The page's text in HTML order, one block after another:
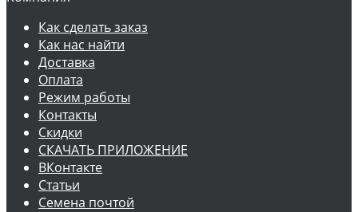
Как сделать заказ
Как нас найти
Доставка
Оплата
Режим работы
Контакты
Скидки
СКАЧАТЬ ПРИЛОЖЕНИЕ
ВКонтакте
Статьи
Семена почтой